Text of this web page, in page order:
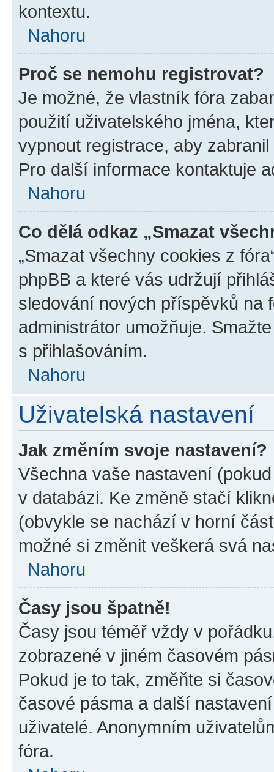
kontextu.
Nahoru
Proč se nemohu registrovat?
Je možné, že vlastník fóra
použití uživatelského jména,
vypnout registrace, aby
Pro další informace kontaktuje
Nahoru
Co dělá odkaz „Smazat
„Smazat všechny cookies z
phpBB a které vás udržují
sledování nových příspěvků na
administrátor umožňuje.
s přihlašováním.
Nahoru
Uživatelská nastavení
Jak změním svoje nastavení?
Všechna vaše nastavení
v databázi. Ke změně stačí
(obvykle se nachází v horní
možné si změnit veškerá svá
Nahoru
Časy jsou špatně!
Časy jsou téměř vždy v
zobrazené v jiném časovém
Pokud je to tak, změňte si
časové pásma a další
uživatelé. Anonymním
fóra.